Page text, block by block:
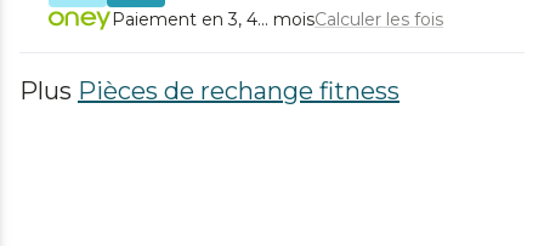
Paiement en 3, 4... moisCalculer les fois
Plus Pièces de rechange fitness